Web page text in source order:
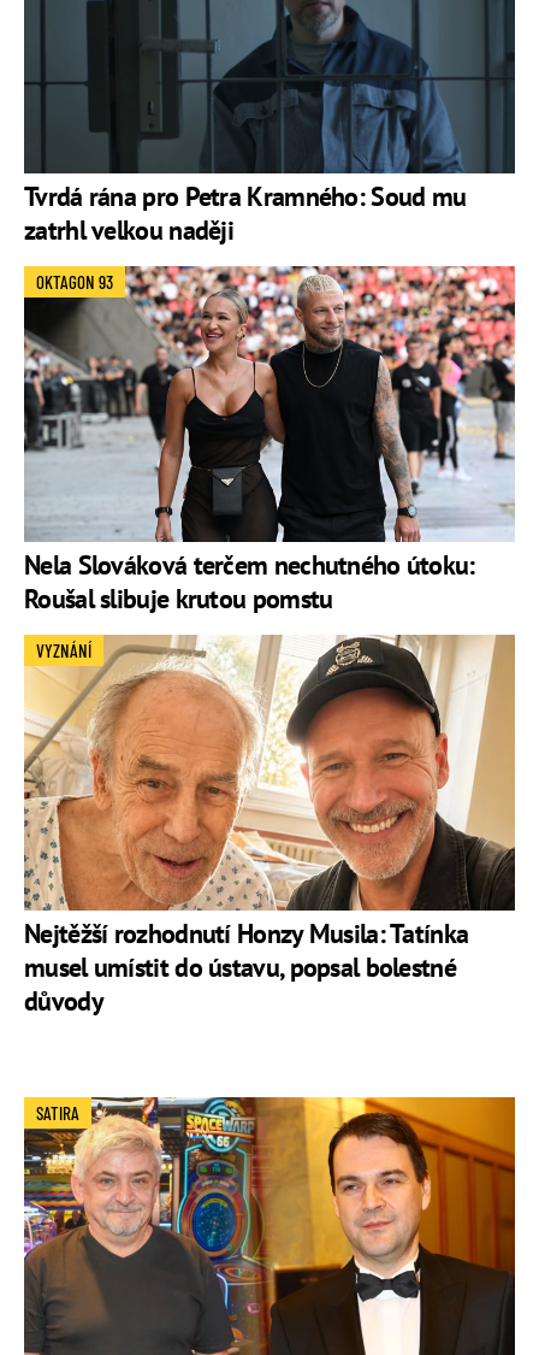
Tvrdá rána pro Petra Kramného: Soud mu
zatrhl velkou naději
Nela Slováková terčem nechutného útoku:
Roušal slibuje krutou pomstu
OKTAGON 93
Nejtěžší rozhodnutí Honzy Musila: Tatínka
musel umístit do ústavu, popsal bolestné
důvody
VYZNÁNÍ
SATIRA